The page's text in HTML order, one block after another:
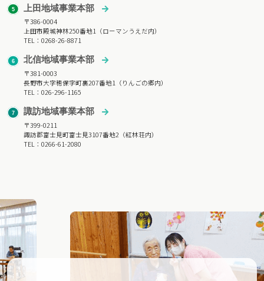
上田地域事業本部
〒386-0004
上田市殿城神林250番地1（ローマンうえだ内）
TEL：0268-26-8871
北信地域事業本部
〒381-0003
長野市大字穂保字町裏207番地1（りんごの郷内）
TEL：026-296-1165
諏訪地域事業本部
〒399-0211
諏訪郡富士見町富士見3107番地2（紅林荘内）
TEL：0266-61-2080